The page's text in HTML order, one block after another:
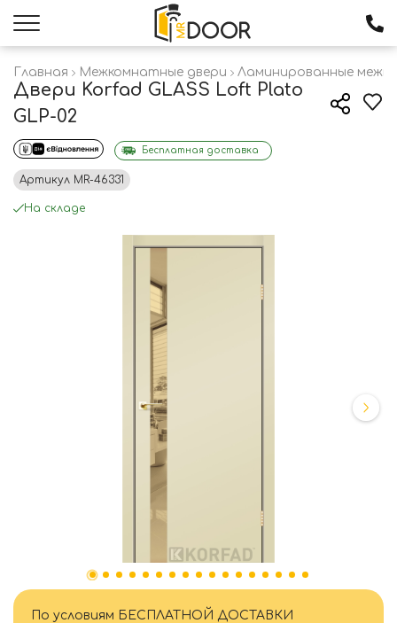
Главная Межкомнатные двери Ламинированные
Двери Korfad GLASS Loft Plato
GLP-02
Бесплатная доставка
Артикул MR-46331
На складе
По условиям БЕСПЛАТНОЙ ДОСТАВКИ